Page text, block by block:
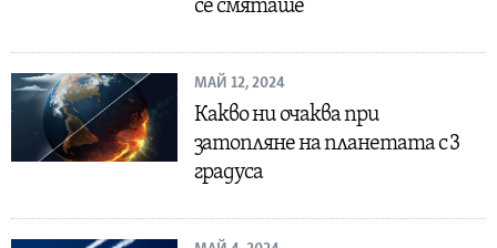
се смяташе
МАЙ 12, 2024
Какво ни очаква при
затопляне на планетата с 3
градуса